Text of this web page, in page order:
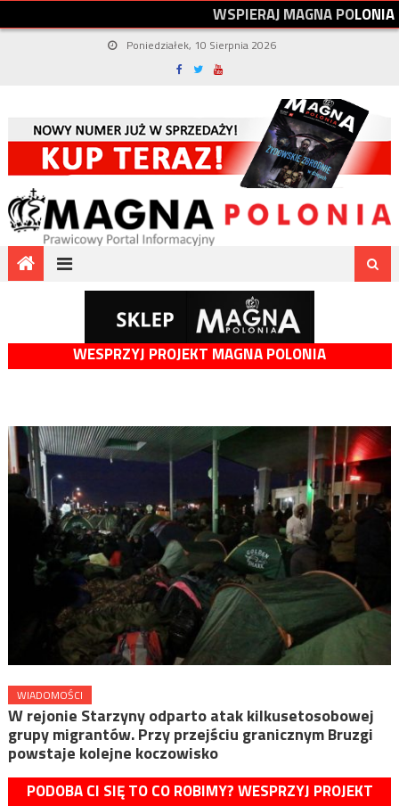
WSPIERAJMAGNAPOLONIA
Poniedziałek, 10 Sierpnia 2026
WESPRZYJ PROJEKT MAGNA POLONIA
WIADOMOŚCI
W rejonie Starzyny odparto atak kilkusetosobowej
grupy migrantów. Przy przejściu granicznym Bruzgi
powstaje kolejne koczowisko
PODOBA CI SIĘ TO CO ROBIMY? WESPRZYJ PROJEKT